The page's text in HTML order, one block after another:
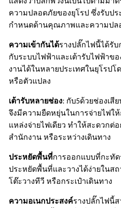
ความปลอดภัยของยุโรป ซึ่งรับป
กำหนดด้านคุณภาพและความปล
ความเข้ากันได้รางปลั๊กไฟนี้ได้รั
กับระบบไฟฟ้าและเต้ารับไฟฟ้าข
งานได้ในหลายประเทศในยุโรปโ
หรือตัวแปลง
เต้ารับหลายช่อง: กับ5ด้วยช่องเสี
จึงมีความยืดหยุ่นในการจ่ายไฟใ
แหล่งจ่ายไฟเดียว ทำให้สะดวกต่
สำนักงาน หรือระหว่างเดินทาง
ประหยัดพื้นที่การออกแบบที่กะทั
ประหยัดพื้นที่และวางได้ง่ายในส
โต๊ะวางทีวี หรือกระเป๋าเดินทาง
ความอเนกประสงค์รางปลั๊กไฟนี้